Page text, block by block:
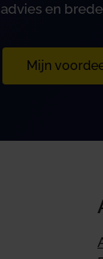
advies en
Mijn